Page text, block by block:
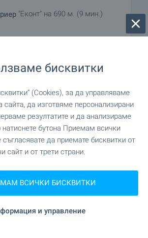
"Еконт" на 690 м. (9 мин.)
красота"Chistdom" на 448 м. (6 мин.)
"StepUp" на 1.2 км. (15 мин.)
ВРЕМЕ
бисквитки
(Cookies), за да управляваме
да изготвяме персонализирани
резултатите и да анализираме
бутона Приемам всички
съгласявате да приемате бисквитки от
сайт и от трети страни.
ВСИЧКИ БИСКВИТКИ
и управление